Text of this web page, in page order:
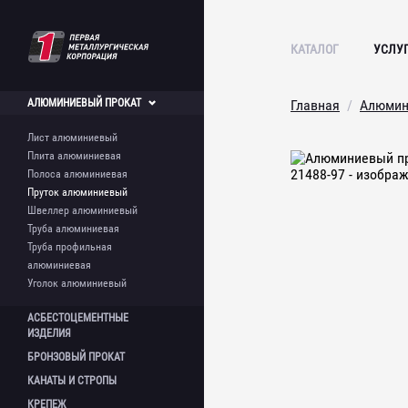
КАТАЛОГ
Лист алюминиевый
Плита алюминиевая
Полоса алюминиевая
Пруток алюминиевый
Швеллер алюминиевый
Труба алюминиевая
Труба профильная
алюминиевая
Уголок алюминиевый
АЛЮМИНИЕВЫЙ ПРОКАТ
Шифер асбестоцементный
Асбестоцементная труба
АСБЕСТОЦЕМЕНТНЫЕ
ИЗДЕЛИЯ
БРОНЗОВЫЙ ПРОКАТ
КАНАТЫ И СТРОПЫ
КРЕПЕЖ
Главная